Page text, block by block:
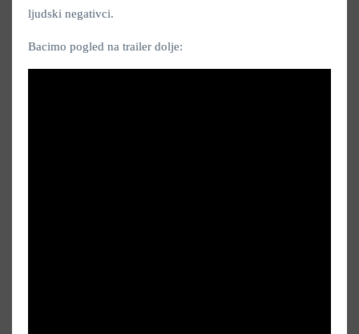
ljudski negativci.
Bacimo pogled na trailer dolje: